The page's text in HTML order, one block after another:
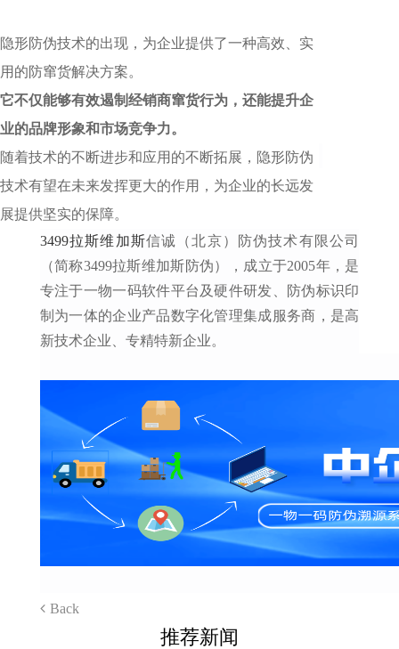
隐形防伪技术的出现，为企业提供了一种高效、实
用的防窜货解决方案。
它不仅能够有效遏制经销商窜货行为，还能提升企
业的品牌形象和市场竞争力。
随着技术的不断进步和应用的不断拓展，隐形防伪
技术有望在未来发挥更大的作用，为企业的长远发
展提供坚实的保障。
3499拉斯维加斯信诚（北京）防伪技术有限公司
（简称3499拉斯维加斯防伪），成立于2005年，是
专注于一物一码软件平台及硬件研发、防伪标识印
制为一体的企业产品数字化管理集成服务商，是高
新技术企业、专精特新企业。
Back
推荐新闻